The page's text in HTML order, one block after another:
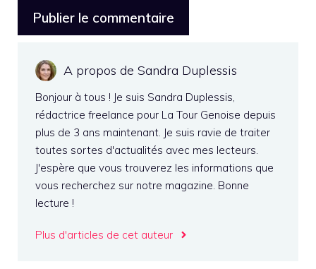
A propos de Sandra Duplessis
Bonjour à tous ! Je suis Sandra Duplessis,
rédactrice freelance pour La Tour Genoise depuis
plus de 3 ans maintenant. Je suis ravie de traiter
toutes sortes d'actualités avec mes lecteurs.
J'espère que vous trouverez les informations que
vous recherchez sur notre magazine. Bonne
lecture !
Plus d'articles de cet auteur